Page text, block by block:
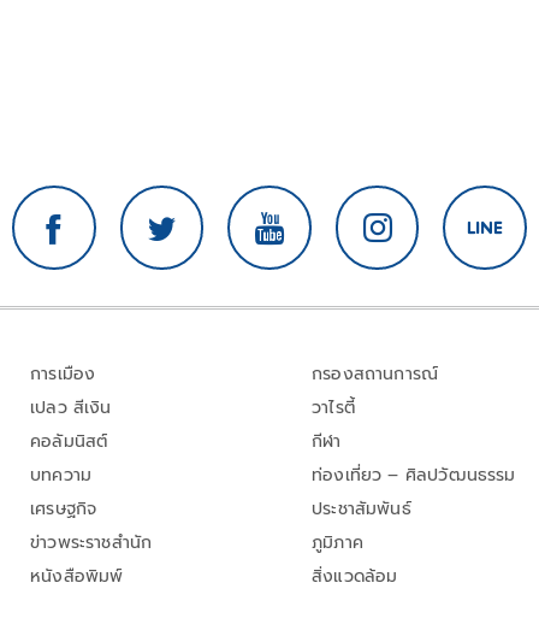
การเมือง
เปลว สีเงิน
คอลัมนิสต์
บทความ
เศรษฐกิจ
ข่าวพระราชสำนัก
หนังสือพิมพ์
กรองสถานการณ์
วาไรตี้
กีฬา
ท่องเที่ยว – ศิลปวัฒนธรรม
ประชาสัมพันธ์
ภูมิภาค
สิ่งแวดล้อม